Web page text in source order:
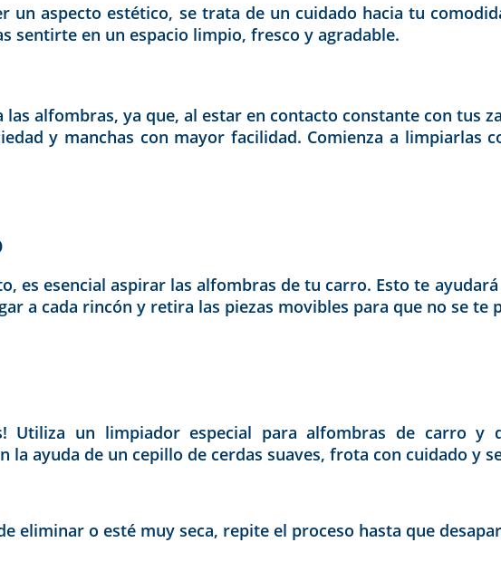
un aspecto estético, se trata de un cuidado hacia tu
sentirte en un espacio limpio, fresco y agradable.
alfombras, ya que, al estar en contacto constante con tus
y manchas con mayor facilidad. Comienza a limpiarlas
es esencial aspirar las alfombras de tu carro. Esto te
a cada rincón y retira las piezas movibles para que no se te
Utiliza un limpiador especial para alfombras de carro
la ayuda de un cepillo de cerdas suaves, frota con cuidado y
eliminar o esté muy seca, repite el proceso hasta que